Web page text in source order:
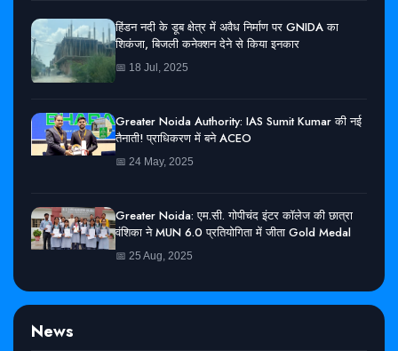
हिंडन नदी के डूब क्षेत्र में अवैध निर्माण पर GNIDA का
शिकंजा, बिजली कनेक्शन देने से किया इनकार
📅 18 Jul, 2025
Greater Noida Authority: IAS Sumit Kumar की नई
तैनाती! प्राधिकरण में बने ACEO
📅 24 May, 2025
Greater Noida: एम.सी. गोपीचंद इंटर कॉलेज की छात्रा
वंशिका ने MUN 6.0 प्रतियोगिता में जीता Gold Medal
📅 25 Aug, 2025
News